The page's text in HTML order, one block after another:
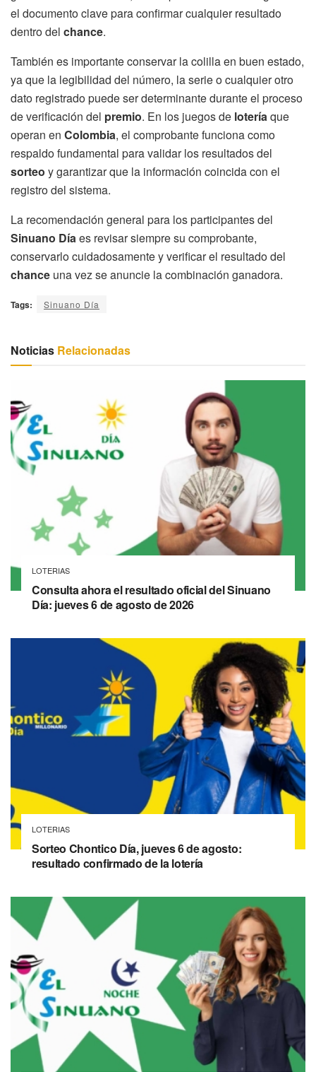
el documento clave para confirmar cualquier resultado
dentro del chance.
También es importante conservar la colilla en buen estado,
ya que la legibilidad del número, la serie o cualquier otro
dato registrado puede ser determinante durante el proceso
de verificación del premio. En los juegos de lotería que
operan en Colombia, el comprobante funciona como
respaldo fundamental para validar los resultados del
sorteo y garantizar que la información coincida con el
registro del sistema.
La recomendación general para los participantes del
Sinuano Día es revisar siempre su comprobante,
conservarlo cuidadosamente y verificar el resultado del
chance una vez se anuncie la combinación ganadora.
Tags: Sinuano Día
Noticias Relacionadas
LOTERIAS
Consulta ahora el resultado oficial del Sinuano
Día: jueves 6 de agosto de 2026
LOTERIAS
Sorteo Chontico Día, jueves 6 de agosto:
resultado confirmado de la lotería